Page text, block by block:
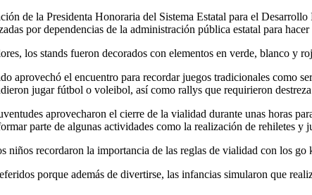
de la Presidenta Honoraria del Sistema Estatal para el
por dependencias de la administración pública estatal para
los stands fueron decorados con elementos en verde, blanco y
aprovechó el encuentro para recordar juegos tradicionales como
jugar fútbol o voleibol, así como rallys que requirieron
aprovecharon el cierre de la vialidad durante unas horas
parte de algunas actividades como la realización de rehiletes y
niños recordaron la importancia de las reglas de vialidad con los
porque además de divertirse, las infancias simularon que